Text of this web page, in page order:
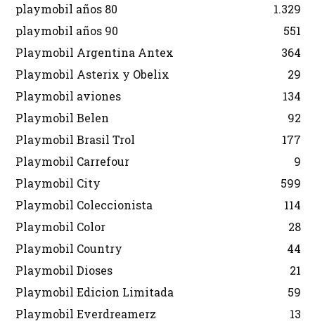
playmobil años 80
1.329
playmobil años 90
551
Playmobil Argentina Antex
364
Playmobil Asterix y Obelix
29
Playmobil aviones
134
Playmobil Belen
92
Playmobil Brasil Trol
177
Playmobil Carrefour
9
Playmobil City
599
Playmobil Coleccionista
114
Playmobil Color
28
Playmobil Country
44
Playmobil Dioses
21
Playmobil Edicion Limitada
59
Playmobil Everdreamerz
13